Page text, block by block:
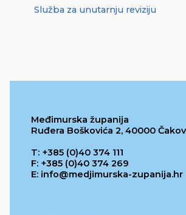
Služba za unutarnju reviziju
Međimurska županija
Ruđera Boškovića 2, 40000
T: +385 (0)40 374 111
F: +385 (0)40 374 269
E: info@medjimurska-zupanija.hr